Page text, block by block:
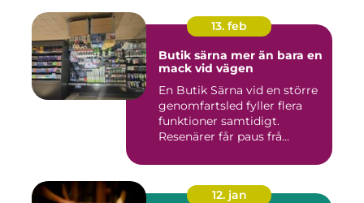
13. feb
Butik särna mer än bara en
mack vid vägen
En Butik Särna vid en större
genomfartsled fyller flera
funktioner samtidigt.
Resenärer får paus frå...
12. jan